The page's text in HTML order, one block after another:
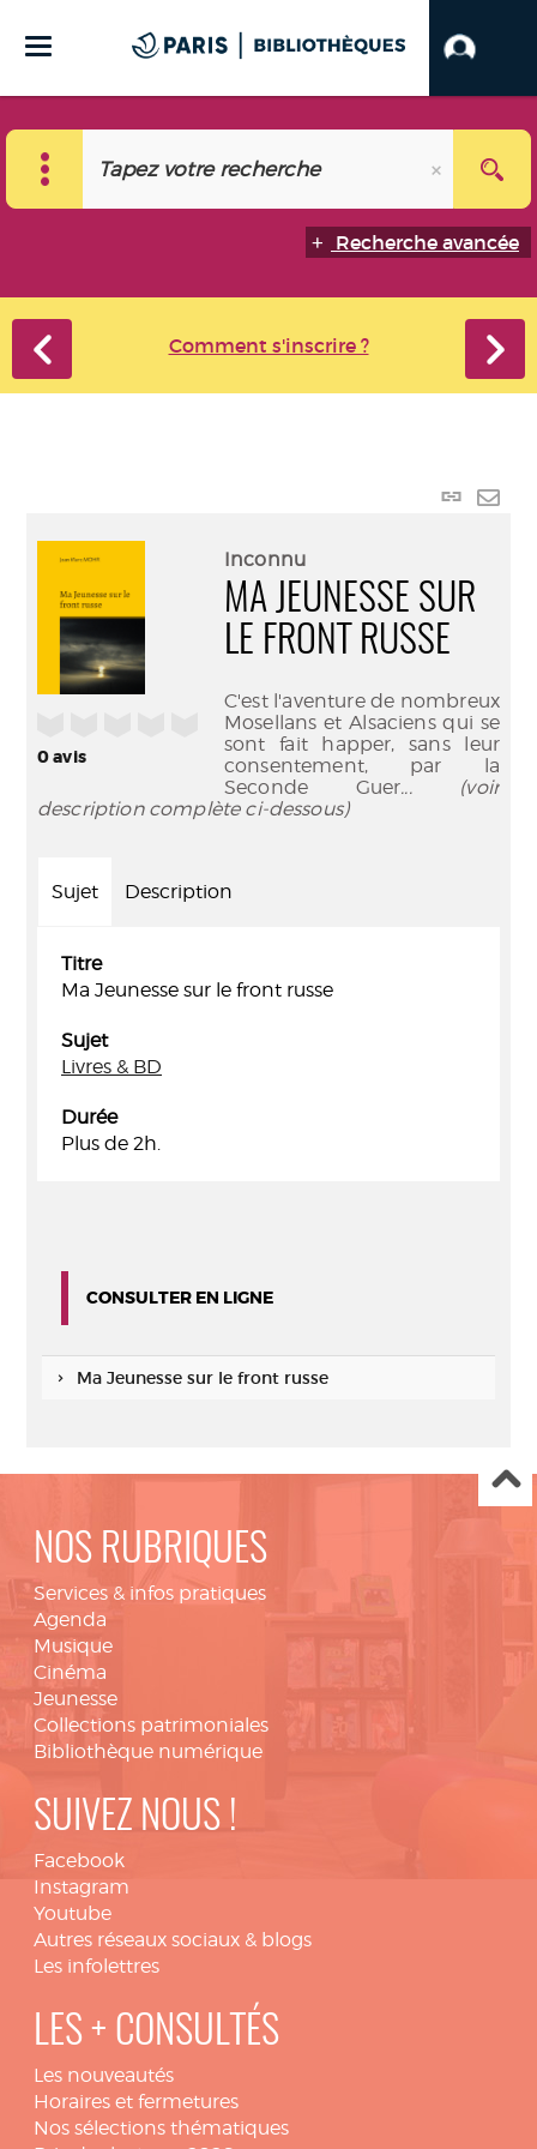
Recherche avancée
Comment s'inscrire ?
Lien
0avis
Inconnu
MA JEUNESSE SUR
LE FRONT RUSSE
C'est l'aventure de nombreux
Mosellans et Alsaciens qui se
sont fait happer, sans leur
consentement, par la
Seconde Guer... (voir
description complète ci-dessous)
Sujet Description
Titre
Ma Jeunesse sur le front russe
Sujet
Livres & BD
Durée
Plus de 2h.
CONSULTER EN LIGNE
Ma Jeunesse sur le front russe
NOS RUBRIQUES
Services & infos pratiques
Agenda
Musique
Cinéma
Jeunesse
Collections patrimoniales
Bibliothèque numérique
SUIVEZ NOUS !
Facebook
Instagram
Youtube
Autres réseaux sociaux & blogs
Les infolettres
LES + CONSULTÉS
Les nouveautés
Horaires et fermetures
Nos sélections thématiques